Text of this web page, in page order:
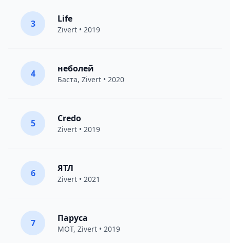
3 Life
Zivert • 2019
4 неболей
Баста, Zivert • 2020
5 Credo
Zivert • 2019
6 ЯТЛ
Zivert • 2021
7 Паруса
MOT, Zivert • 2019